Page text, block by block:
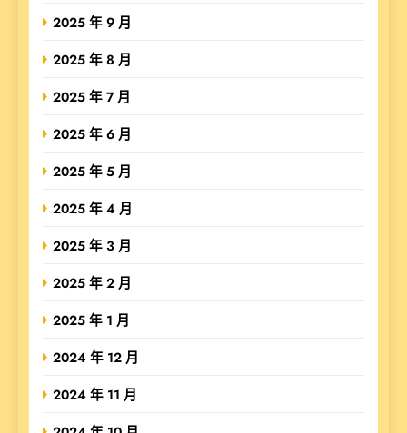
2025 年 9 月
2025 年 8 月
2025 年 7 月
2025 年 6 月
2025 年 5 月
2025 年 4 月
2025 年 3 月
2025 年 2 月
2025 年 1 月
2024 年 12 月
2024 年 11 月